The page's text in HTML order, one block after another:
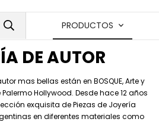
PRODUCTOS
DE AUTOR
mas bellas están en BOSQUE, Arte y
Hollywood. Desde hace 12 años
exquisita de Piezas de Joyería
en diferentes materiales como